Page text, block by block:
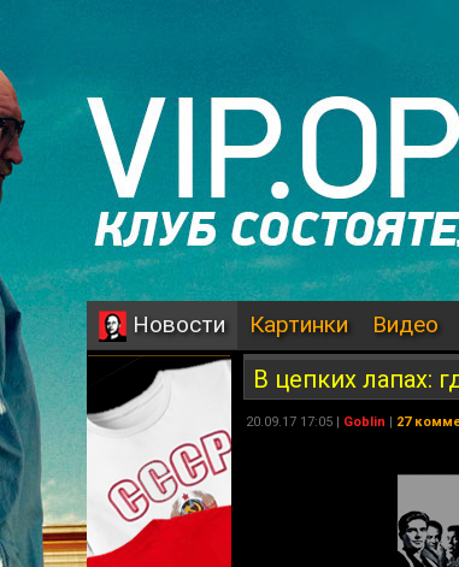
Новости Картинки Видео
В цепких лапах:
20.09.17 17:05 | Goblin | 27